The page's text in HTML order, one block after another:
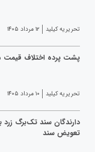
تحریریه کیلید ۱۲ مرداد ۱۴۰۵
پشت پرده اختلاف قیمت
تحریریه کیلید ۱۰ مرداد ۱۴۰۵
دارندگان سند تک‌برگ زرد
تعویض سند